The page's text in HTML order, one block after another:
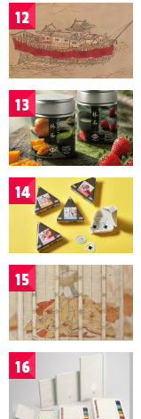
12
13
14
15
16